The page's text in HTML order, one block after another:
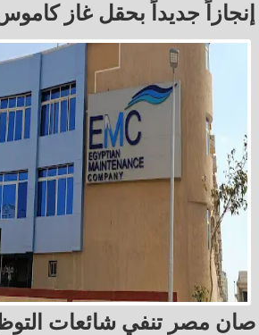
إنجازاً جديداً بحقل غاز
صان مصر تنفي شائعات